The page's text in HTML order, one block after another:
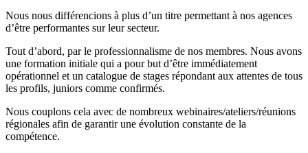
Nous nous différencions à plus d’un titre permettant à nos agences
d’être performantes sur leur secteur.
Tout d’abord, par le professionnalisme de nos membres. Nous avons
une formation initiale qui a pour but d’être immédiatement
opérationnel et un catalogue de stages répondant aux attentes de tous
les profils, juniors comme confirmés.
Nous couplons cela avec de nombreux webinaires/ateliers/réunions
régionales afin de garantir une évolution constante de la
compétence.